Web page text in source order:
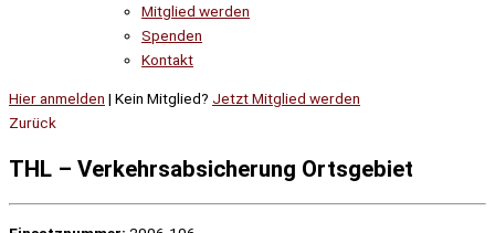
Mitglied werden
Spenden
Kontakt
Hier anmelden | Kein Mitglied? Jetzt Mitglied werden
Zurück
THL – Verkehrsabsicherung Ortsgebiet